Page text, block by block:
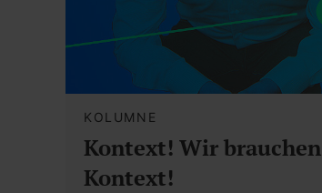
KOLUMNE
Kontext! Wir brauchen
Kontext!